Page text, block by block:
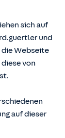
sich auf
und
Webseite
von
auf dieser